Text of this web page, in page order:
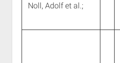
Noll, Adolf et al.;